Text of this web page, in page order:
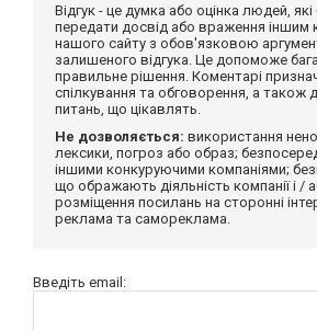
Відгук - це думка або оцінка людей,
передати досвід або враження іншим
нашого сайту з обов'язковою
залишеного відгука. Це допоможе
правильне рішення. Коментарі
спілкування та обговорення, а також
питань, що цікавлять.
Не дозволяється: використання
лексики, погроз або образ;
іншими конкуруючими компаніями;
що ображають діяльність компанії і /
розміщення посилань на сторонні
реклама та самореклама.
Введіть email: